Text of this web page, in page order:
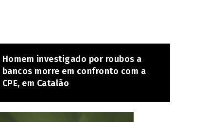
Homem investigado por roubos a
bancos morre em confronto com a
CPE, em Catalão